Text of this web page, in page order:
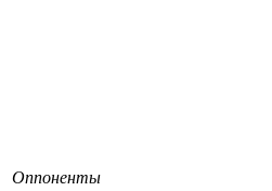
Оппоненты